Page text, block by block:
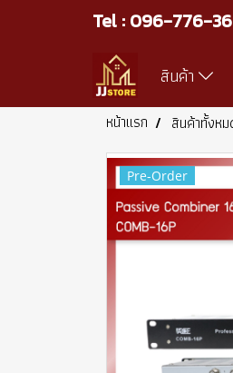
Tel : 096-776-
สินค้า
หน้าแรก สินค้าทั้งห
Pre-Order